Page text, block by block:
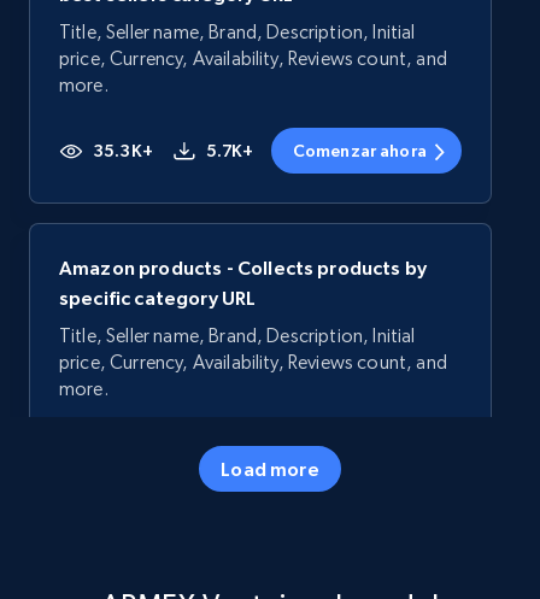
Title, Seller name, Brand, Description, Initial
price, Currency, Availability, Reviews count, and
more.
35.3K+ 5.7K+ Comenzar ahora
Amazon products - Collects products by
specific category URL
Title, Seller name, Brand, Description, Initial
price, Currency, Availability, Reviews count, and
more.
5.7K+ Comenzar ahora
Load more